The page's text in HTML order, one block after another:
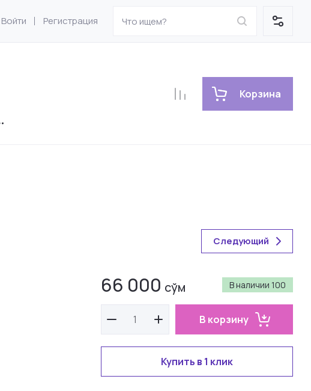
Войти Регистрация
Корзина
Следующий
В наличии 100
66 000 сўм
В корзину
Купить в 1 клик